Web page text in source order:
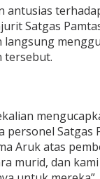
antusias
Satgas
langsung
tersebut.
personel Satgas
Aruk atas
murid, dan